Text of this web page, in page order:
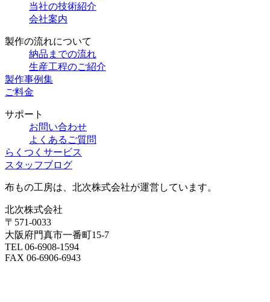
当社の技術紹介
会社案内
製作の流れについて
納品までの流れ
生産工程のご紹介
製作事例集
ご料金
サポート
お問い合わせ
よくあるご質問
らくつくサービス
スタッフブログ
布もの工房は、北次株式会社が運営しています。
北次株式会社
〒571-0033
大阪府門真市一番町15-7
TEL 06-6908-1594
FAX 06-6906-6943